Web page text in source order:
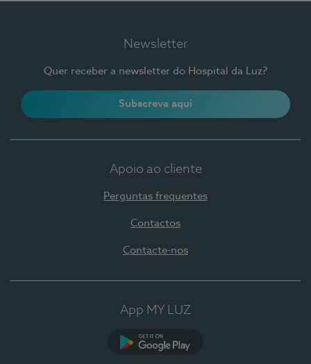
Newsletter
Quer receber a newsletter do Hospital da Luz?
Subscreva aqui
Apoio ao cliente
Perguntas frequentes
Contactos
Contacte-nos
App MY LUZ